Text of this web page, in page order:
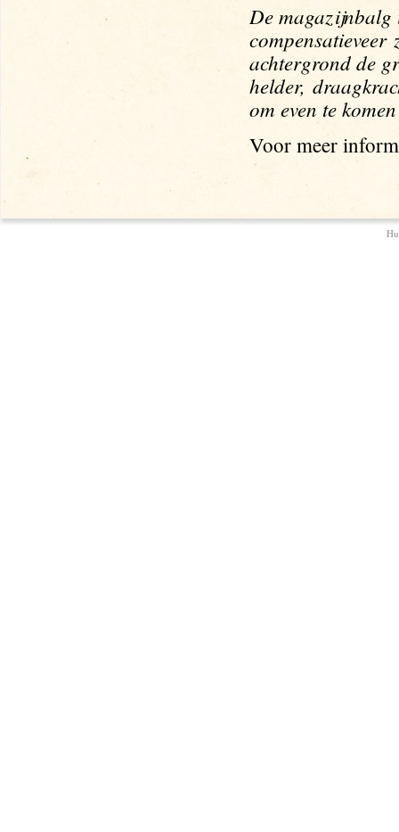
De magazijnbalg
compensatieveer
achtergrond de
helder,
om even te
Voor meer